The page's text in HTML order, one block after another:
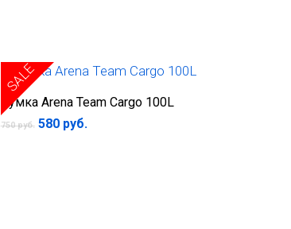
В корзину
SALE
Сумка Arena Team Cargo 100L
750руб. Первоначальная
цена
580 руб.